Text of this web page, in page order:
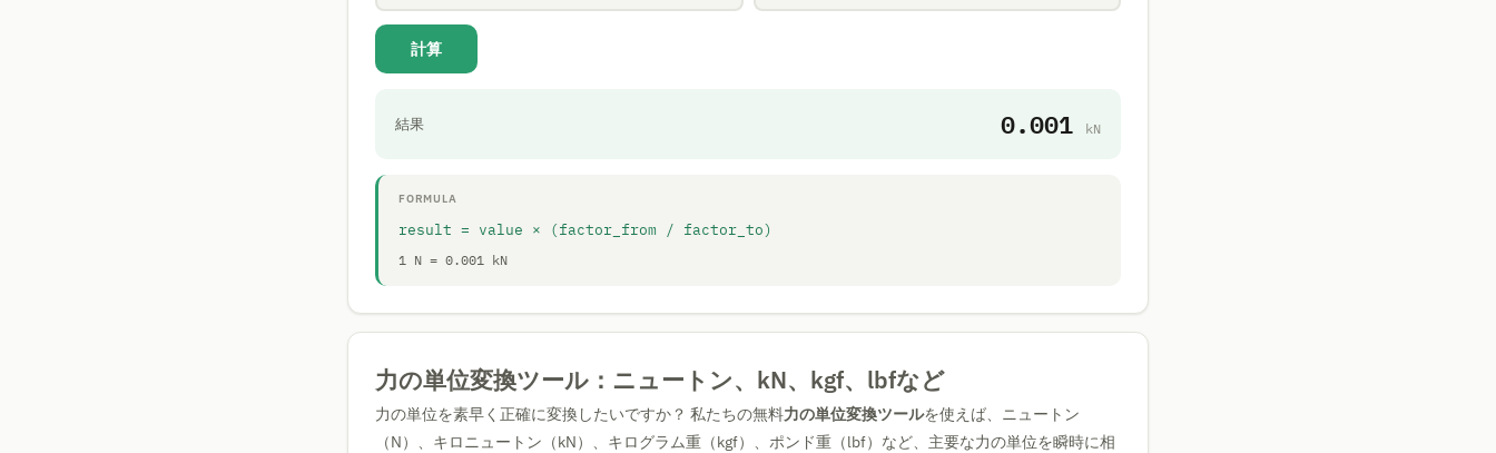
計算
結果 0.001 kN
FORMULA
result = value × (factor_from / factor_to)
1 N = 0.001 kN
力の単位変換ツール：ニュートン、kN、kgf、lbfなど
力の単位を素早く正確に変換したいですか？ 私たちの無料力の単位変換ツールを使えば、ニュートン
（N）、キロニュートン（kN）、キログラム重（kgf）、ポンド重（lbf）など、主要な力の単位を瞬時に相